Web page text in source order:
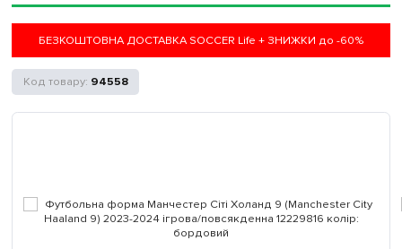
БЕЗКОШТОВНА ДОСТАВКА SOCCER Life + ЗНИЖКИ до -60%
94558